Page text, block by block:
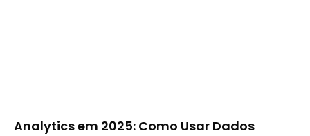
Analytics em 2025: Como Usar Dados